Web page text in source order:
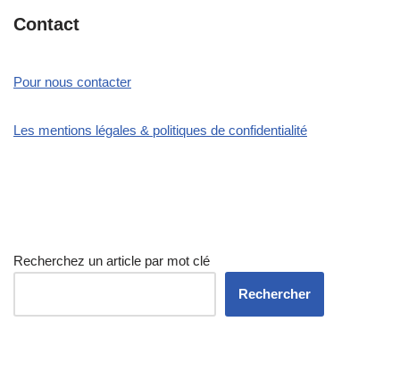
Contact
Pour nous contacter
Les mentions légales & politiques de confidentialité
Recherchez un article par mot clé
Rechercher